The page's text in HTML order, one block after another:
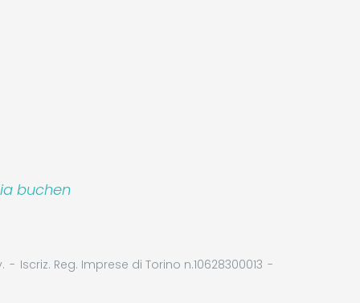
buchen
Iscriz. Reg. Imprese di Torino n.10628300013